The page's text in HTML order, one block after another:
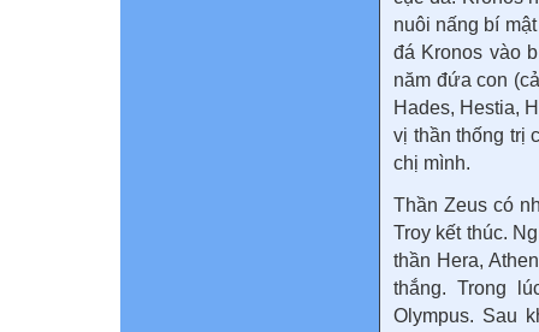
nuôi nấng bí
đá Kronos vào
năm đứa con
Hades, Hestia,
vị thần thống trị
chị mình.
Thần Zeus có
Troy kết thúc.
thần Hera,
thắng. Trong
Olympus. Sau